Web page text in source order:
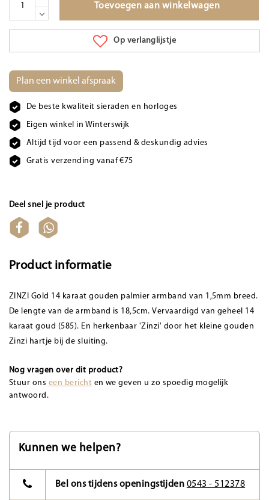
Toevoegen aan winkelwagen
Op verlanglijstje
Plan een winkel afspraak
De beste kwaliteit sieraden en horloges
Eigen winkel in Winterswijk
Altijd tijd voor een passend & deskundig advies
Gratis verzending vanaf €75
Deel snel je product
Product informatie
ZINZI Gold 14 karaat gouden palmier armband van 1,5mm breed.
De lengte van de armband is 18,5cm. Vervaardigd van geheel 14
karaat goud (585). En herkenbaar 'Zinzi' door het kleine gouden
Zinzi hartje bij de sluiting.
Nog vragen over dit product?
Stuur ons een bericht en we geven u zo spoedig mogelijk
antwoord.
Kunnen we helpen?
Bel ons tijdens openingstijden 0543 - 512378